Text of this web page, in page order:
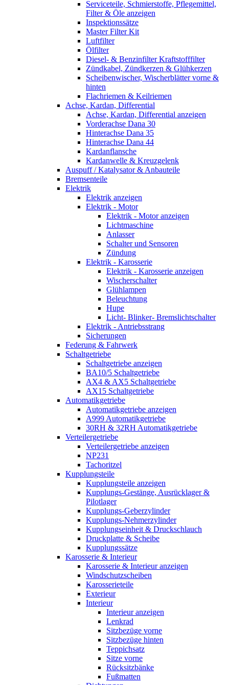
Serviceteile, Schmierstoffe, Pflegemittel,
Filter & Öle anzeigen
Inspektionssätze
Master Filter Kit
Luftfilter
Ölfilter
Diesel- & Benzinfilter Kraftstofffilter
Zündkabel, Zündkerzen & Glühkerzen
Scheibenwischer, Wischerblätter vorne &
hinten
Flachriemen & Keilriemen
Achse, Kardan, Differential
Achse, Kardan, Differential anzeigen
Vorderachse Dana 30
Hinterachse Dana 35
Hinterachse Dana 44
Kardanflansche
Kardanwelle & Kreuzgelenk
Auspuff / Katalysator & Anbauteile
Bremsenteile
Elektrik
Elektrik anzeigen
Elektrik - Motor
Elektrik - Motor anzeigen
Lichtmaschine
Anlasser
Schalter und Sensoren
Zündung
Elektrik - Karosserie
Elektrik - Karosserie anzeigen
Wischerschalter
Glühlampen
Beleuchtung
Hupe
Licht- Blinker- Bremslichtschalter
Elektrik - Antriebsstrang
Sicherungen
Federung & Fahrwerk
Schaltgetriebe
Schaltgetriebe anzeigen
BA10/5 Schaltgetriebe
AX4 & AX5 Schaltgetriebe
AX15 Schaltgetriebe
Automatikgetriebe
Automatikgetriebe anzeigen
A999 Automatikgetriebe
30RH & 32RH Automatikgetriebe
Verteilergetriebe
Verteilergetriebe anzeigen
NP231
Tachoritzel
Kupplungsteile
Kupplungsteile anzeigen
Kupplungs-Gestänge, Ausrücklager &
Pilotlager
Kupplungs-Geberzylinder
Kupplungs-Nehmerzylinder
Kupplungseinheit & Druckschlauch
Druckplatte & Scheibe
Kupplungssätze
Karosserie & Interieur
Karosserie & Interieur anzeigen
Windschutzscheiben
Karosserieteile
Exterieur
Interieur
Interieur anzeigen
Lenkrad
Sitzbezüge vorne
Sitzbezüge hinten
Teppichsatz
Sitze vorne
Rücksitzbänke
Fußmatten